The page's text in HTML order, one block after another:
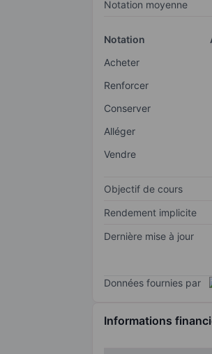
Notation moyenne
Notation
Acheter
Renforcer
Conserver
Alléger
Vendre
Objectif de cours
Rendement implicite
Dernière mise à jour
Données fournies par
Informations